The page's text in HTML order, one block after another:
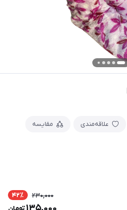
علاقه‌مندی مقایسه
230,000 42٪